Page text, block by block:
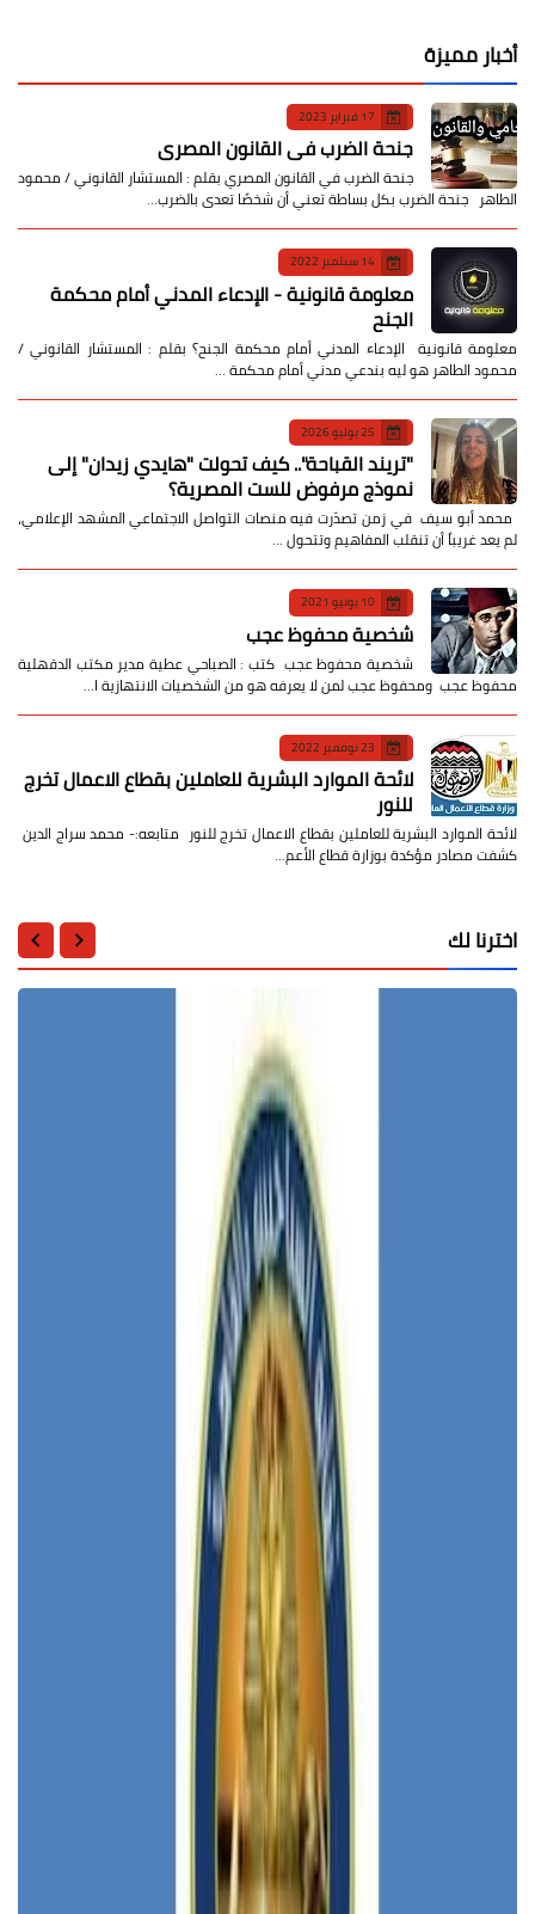
أخبار مميزة
17 فبراير 2023
جنحة الضرب في القانون المصري
جنحة الضرب في القانون المصري بقلم : المستشار القانوني / محمود
الطاهر جنحة الضرب بكل بساطة تعني أن شخصًا تعدى بالضرب…
14 سبتمبر 2022
معلومة قانونية - الإدعاء المدني أمام محكمة
الجنح
معلومة قانونية الإدعاء المدني أمام محكمة الجنح؟ بقلم : المستشار القانوني /
محمود الطاهر هو ليه بندعي مدني أمام محكمة …
25 يوليو 2026
​"تريند القباحة".. كيف تحولت "هايدي زيدان" إلى
نموذج مرفوض للست المصرية؟
​ محمد أبو سيف ​في زمن تصدّرت فيه منصات التواصل الاجتماعي المشهد الإعلامي،
لم يعد غريباً أن تنقلب المفاهيم وتتحول …
10 يونيو 2021
شخصية محفوظ عجب
شخصية محفوظ عجب كتب : الصباحي عطية مدير مكتب الدقهلية
محفوظ عجب ومحفوظ عجب لمن لا يعرفه هو من الشخصيات الانتهازية ا…
23 نوفمبر 2022
لائحة الموارد البشرية للعاملين بقطاع الاعمال تخرج
للنور
لائحة الموارد البشرية للعاملين بقطاع الاعمال تخرج للنور متابعه:- محمد سراج الدين
كشفت مصادر مؤكدة بوزارة قطاع الأعم…
اخترنا لك